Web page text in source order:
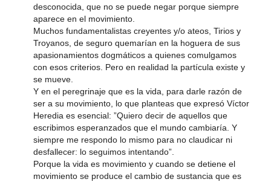
desconocida, que no se puede negar porque siempre
aparece en el movimiento.
Muchos fundamentalistas creyentes y/o ateos, Tirios y
Troyanos, de seguro quemarían en la hoguera de sus
apasionamientos dogmáticos a quienes comulgamos
con esos criterios. Pero en realidad la partícula existe y
se mueve.
Y en el peregrinaje que es la vida, para darle razón de
ser a su movimiento, lo que planteas que expresó Víctor
Heredia es esencial: ”Quiero decir de aquellos que
escribimos esperanzados que el mundo cambiaría. Y
siempre me respondo lo mismo para no claudicar ni
desfallecer: lo seguimos intentando”.
Porque la vida es movimiento y cuando se detiene el
movimiento se produce el cambio de sustancia que es